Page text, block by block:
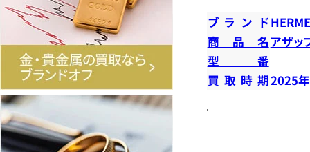
ブランド
商品名アザッ
型番
買取時期2025